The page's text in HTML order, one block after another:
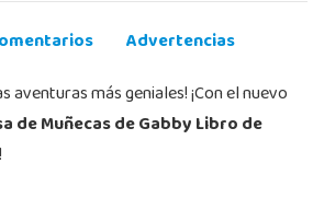
Advertencias
aventuras más geniales! ¡Con el nuevo
de Muñecas de Gabby Libro de
!